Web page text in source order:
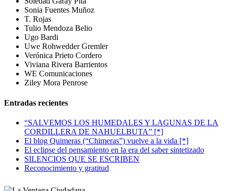
Sonia Fuentes Muñoz
T. Rojas
Tulio Mendoza Belio
Ugo Bardi
Uwe Rohwedder Gremler
Verónica Prieto Cordero
Viviana Rivera Barrientos
WE Comunicaciones
Ziley Mora Penrose
Entradas recientes
“SALVEMOS LOS HUMEDALES Y LAGUNAS DE LA
CORDILLERA DE NAHUELBUTA” [*]
El blog Quimeras (“Chimeras”) vuelve a la vida [*]
El eclipse del pensamiento en la era del saber sintetizado
SILENCIOS QUE SE ESCRIBEN
Reconocimiento y gratitud